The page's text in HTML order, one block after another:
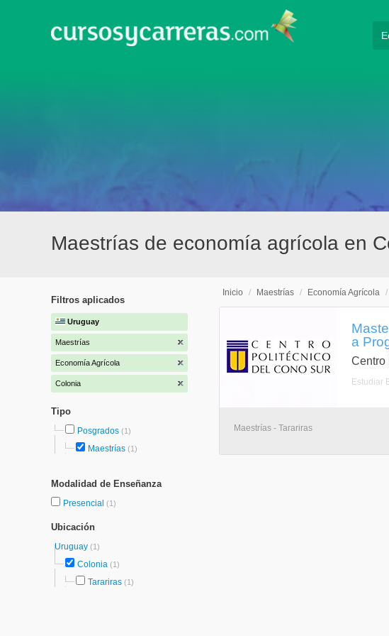
Maestrías de economía agrícola en
Filtros aplicados
Uruguay
Maestrías
Economía Agrícola
Colonia
Tipo
Posgrados (1)
Maestrías (1)
Modalidad de Enseñanza
Presencial (1)
Ubicación
Uruguay (1)
Colonia (1)
Tarariras (1)
Inicio / Maestrías / Economía Agrícola /
a
Centro
Estudiar
Maestrías - Tarariras